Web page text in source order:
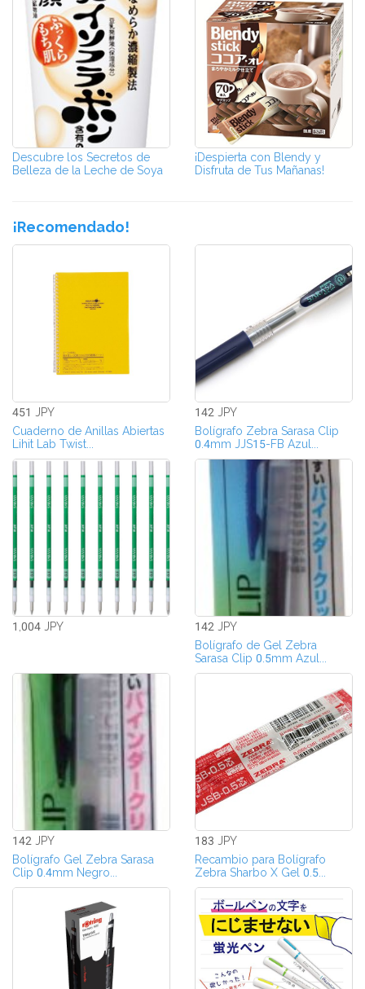
Descubre los Secretos de
Belleza de la Leche de Soya
¡Despierta con Blendy y
Disfruta de Tus Mañanas!
¡Recomendado!
451 JPY
Cuaderno de Anillas Abiertas
Lihit Lab Twist...
142 JPY
Bolígrafo Zebra Sarasa Clip
0.4mm JJS15-FB Azul...
1,004 JPY
142 JPY
Bolígrafo de Gel Zebra
Sarasa Clip 0.5mm Azul...
142 JPY
Bolígrafo Gel Zebra Sarasa
Clip 0.4mm Negro...
183 JPY
Recambio para Bolígrafo
Zebra Sharbo X Gel 0.5...